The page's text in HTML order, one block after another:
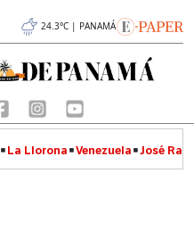
24.3°C | PANAMÁ
La Llorona Venezuela José